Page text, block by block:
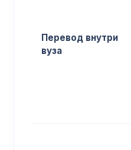
Перевод внутри
вуза